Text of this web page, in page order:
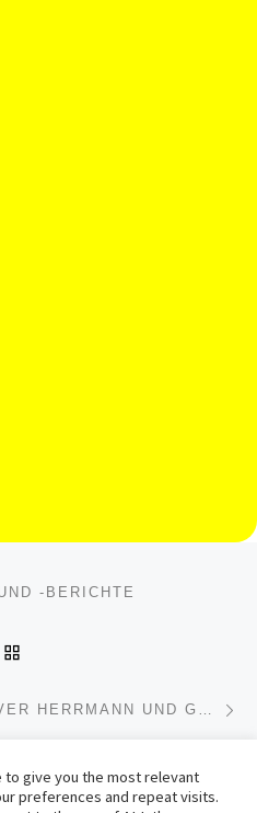
-BERICHTE
1931 e.V.– Alle Rechte
give you the most relevant
preferences and repeat visits.